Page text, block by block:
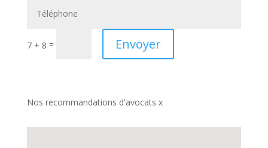
7 + 8 = Envoyer
Nos recommandations d'avocats x